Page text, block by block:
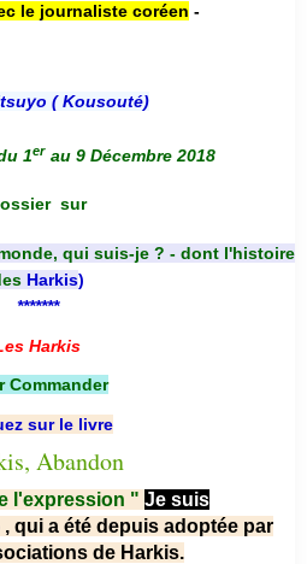
le journaliste coréen -
( Kousouté)
1er au 9 Décembre 2018
sur
qui suis-je ? - dont l'histoire
Harkis)
*******
Harkis
Commander
sur le livre
l'expression " Je suis
, qui a été depuis adoptée par
de Harkis.